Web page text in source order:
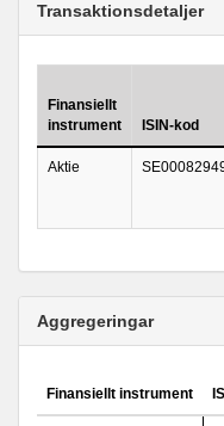
Transaktionsdetaljer
Finansiellt
instrument
ISIN-kod
Aktie
Aggregeringar
Finansiellt instrument